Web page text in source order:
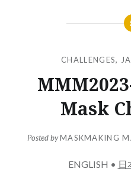
CHALLENGES,
Mask
Posted byMASKMAKING
ENGLISH • 日